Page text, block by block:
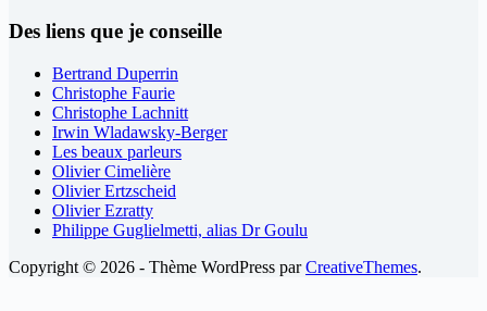
Des liens que je conseille
Bertrand Duperrin
Christophe Faurie
Christophe Lachnitt
Irwin Wladawsky-Berger
Les beaux parleurs
Olivier Cimelière
Olivier Ertzscheid
Olivier Ezratty
Philippe Guglielmetti, alias Dr Goulu
Copyright © 2026 - Thème WordPress parCreativeThemes.